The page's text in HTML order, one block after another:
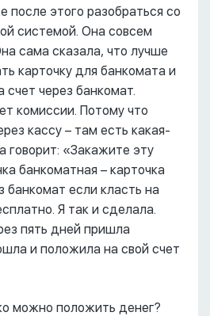
после этого разобраться со
системой. Она совсем
сама сказала, что лучше
карточку для банкомата и
через банкомат.
комиссии. Потому что
кассу – там есть какая-
говорит: «Закажите эту
банкоматная – карточка
банкомат если класть на
Я так и сделала.
пять дней пришла
и положила на свой счет
можно положить денег?